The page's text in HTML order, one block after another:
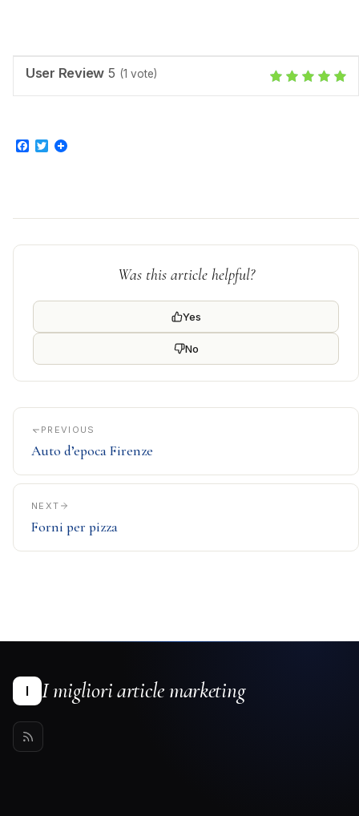
User Review 5 (1 vote)
Facebook
Twitter
Was this article helpful?
Yes
No
PREVIOUS
Auto d’epoca Firenze
NEXT
Forni per pizza
I I migliori article marketing